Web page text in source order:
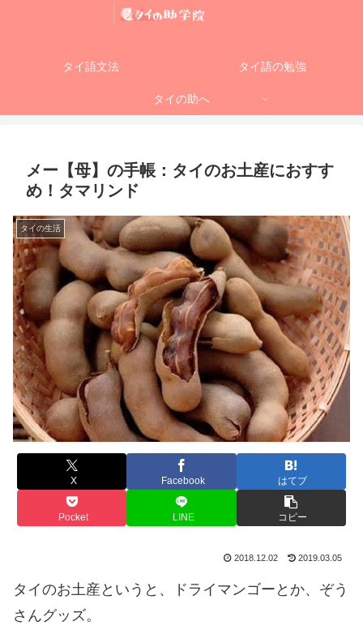
タイ語文法 タイ語の勉強
タイの助へ
メー【母】の手帳：タイのお土産におすす
め！タマリンド
タイの生活
X Facebook はてブ
Pocket LINE コピー
2018.12.02 2019.03.05
タイのお土産というと、ドライマンゴーとか、ぞう
さんグッズ。